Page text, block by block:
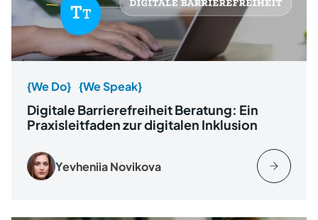
{We Do} {We Speak}
Digitale Barrierefreiheit Beratung: Ein
Praxisleitfaden zur digitalen Inklusion
Yevheniia Novikova